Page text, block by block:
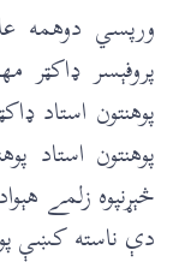
ورپسي دوهمه
پروفېسر
پوهنتون استاد
پوهنتون استاد
څېړنپوه زلمے
دې ناسته کښې